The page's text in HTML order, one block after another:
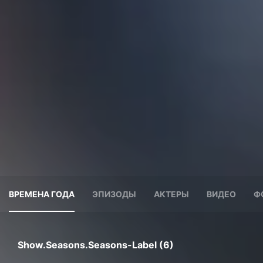
ВРЕМЕНА ГОДА ЭПИЗОДЫ АКТЕРЫ ВИДЕО
Show.seasons.seasons-Label (6)